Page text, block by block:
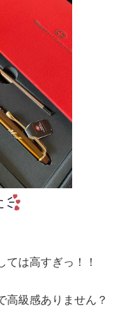
は高すぎっ！！
高級感ありません？